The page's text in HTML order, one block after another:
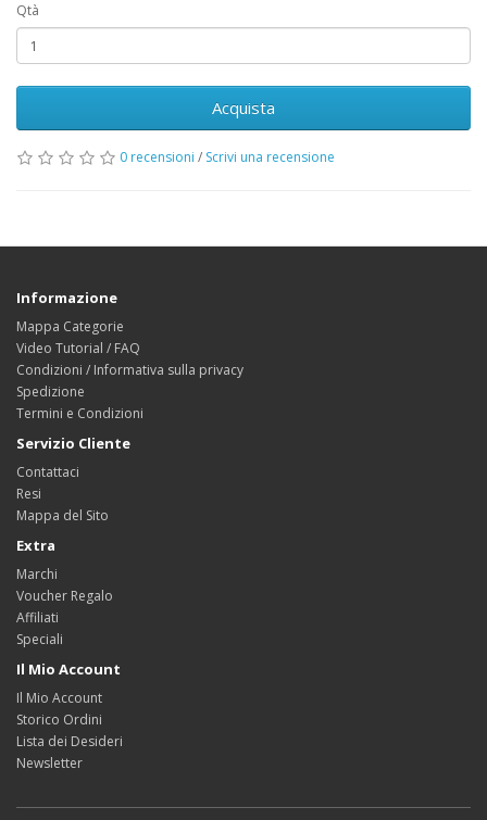
Qtà
Acquista
0 recensioni / Scrivi una recensione
Informazione
Mappa Categorie
Video Tutorial / FAQ
Condizioni / Informativa sulla privacy
Spedizione
Termini e Condizioni
Servizio Cliente
Contattaci
Resi
Mappa del Sito
Extra
Marchi
Voucher Regalo
Affiliati
Speciali
Il Mio Account
Il Mio Account
Storico Ordini
Lista dei Desideri
Newsletter